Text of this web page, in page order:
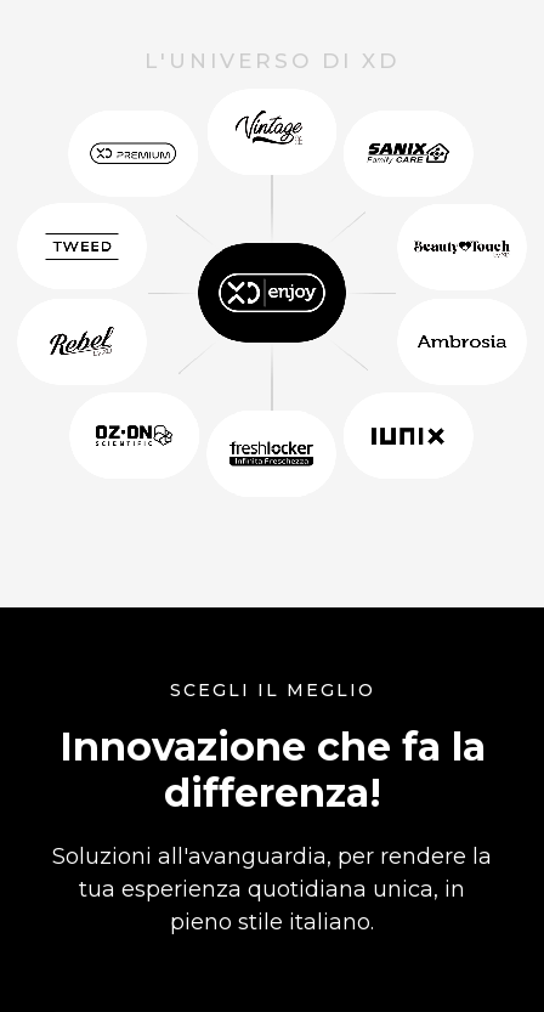
L'UNIVERSO DI XD
SCEGLI IL MEGLIO
Innovazione che fa la
differenza!
Soluzioni all'avanguardia, per rendere la
tua esperienza quotidiana unica, in
pieno stile italiano.